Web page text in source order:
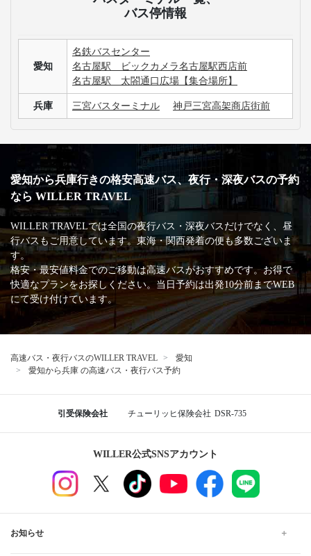
バス停情報
愛知
名鉄バスセンター
名古屋駅 ビックカメラ名古屋駅西店前
名古屋駅 太閤通口広場【集合場所】
兵庫 三宮バスターミナル 神戸三宮高架商店街前
愛知から兵庫行きの格安高速バス、夜行・深夜バスの予約
なら WILLER TRAVEL
WILLER TRAVELでは全国の夜行バス・深夜バスだけでなく、昼
行バスもご用意しています。東海・関西発着の便も多数ございま
す。
格安・最安値料金でのご移動は高速バスがおすすめです。お得で
快適なプランをお探しください。当日予約は出発10分前までWEB
にて受け付けています。
高速バス・夜行バスのWILLER TRAVEL
愛知
愛知から兵庫 の高速バス・夜行バス予約
引受保険会社 チューリッヒ保険会社 DSR-735
WILLER公式SNSアカウント
お知らせ